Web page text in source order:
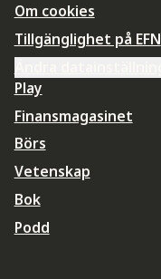
Om cookies
Tillgänglighet på EFN
Play
Finansmagasinet
Börs
Vetenskap
Bok
Podd